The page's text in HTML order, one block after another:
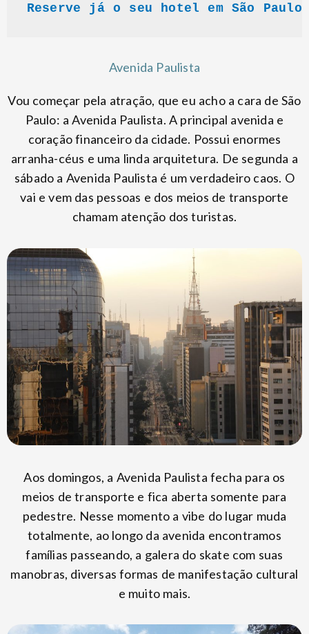
Reserve já o seu hotel em São
Avenida Paulista
Vou começar pela atração, que eu acho a cara de São
Paulo: a Avenida Paulista. A principal avenida e
coração financeiro da cidade. Possui enormes
arranha-céus e uma linda arquitetura. De segunda a
sábado a Avenida Paulista é um verdadeiro caos. O
vai e vem das pessoas e dos meios de transporte
chamam atenção dos turistas.
Aos domingos, a Avenida Paulista fecha para os
meios de transporte e fica aberta somente para
pedestre. Nesse momento a vibe do lugar muda
totalmente, ao longo da avenida encontramos
famílias passeando, a galera do skate com suas
manobras, diversas formas de manifestação cultural
e muito mais.